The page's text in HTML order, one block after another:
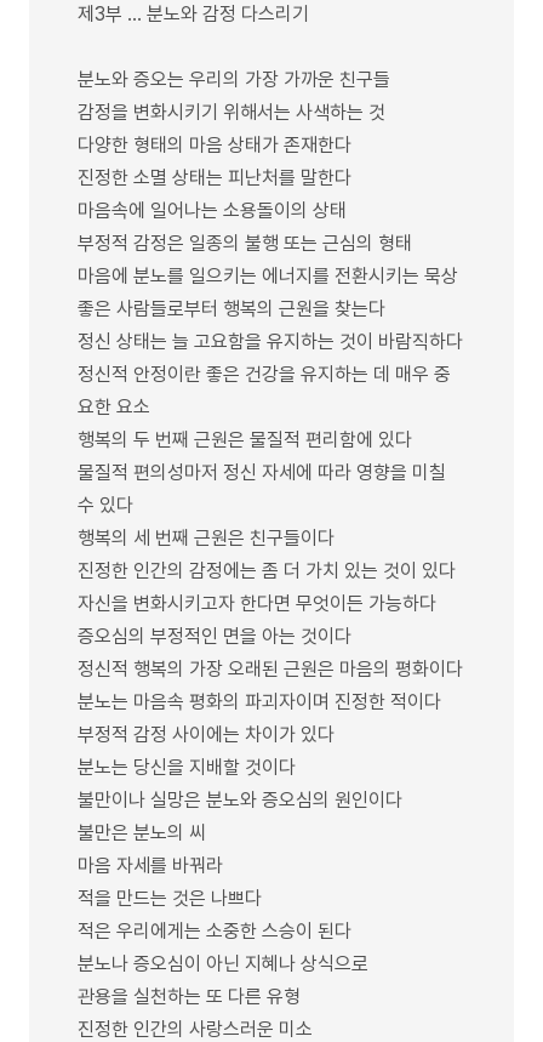
제3부 … 분노와 감정 다스리기
분노와 증오는 우리의 가장 가까운 친구들
감정을 변화시키기 위해서는 사색하는 것
다양한 형태의 마음 상태가 존재한다
진정한 소멸 상태는 피난처를 말한다
마음속에 일어나는 소용돌이의 상태
부정적 감정은 일종의 불행 또는 근심의 형태
마음에 분노를 일으키는 에너지를 전환시키는 묵상
좋은 사람들로부터 행복의 근원을 찾는다
정신 상태는 늘 고요함을 유지하는 것이 바람직하다
정신적 안정이란 좋은 건강을 유지하는 데 매우 중
요한 요소
행복의 두 번째 근원은 물질적 편리함에 있다
물질적 편의성마저 정신 자세에 따라 영향을 미칠
수 있다
행복의 세 번째 근원은 친구들이다
진정한 인간의 감정에는 좀 더 가치 있는 것이 있다
자신을 변화시키고자 한다면 무엇이든 가능하다
증오심의 부정적인 면을 아는 것이다
정신적 행복의 가장 오래된 근원은 마음의 평화이다
분노는 마음속 평화의 파괴자이며 진정한 적이다
부정적 감정 사이에는 차이가 있다
분노는 당신을 지배할 것이다
불만이나 실망은 분노와 증오심의 원인이다
불만은 분노의 씨
마음 자세를 바꿔라
적을 만드는 것은 나쁘다
적은 우리에게는 소중한 스승이 된다
분노나 증오심이 아닌 지혜나 상식으로
관용을 실천하는 또 다른 유형
진정한 인간의 사랑스러운 미소